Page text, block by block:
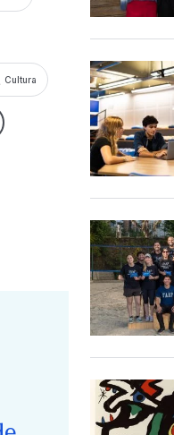
Cultura